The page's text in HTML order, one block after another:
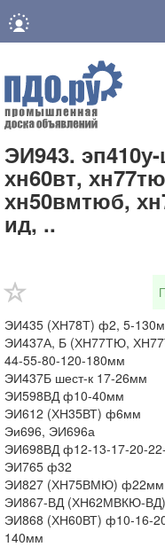
ЭИ943.
хн60вт,
хн50вмтюб,
ид, ..
ЭИ435 (ХН78Т) ф2, 5-
ЭИ437А, Б (ХН77ТЮ,
44-55-80-120-180мм
ЭИ437Б шест-к 17-26мм
ЭИ598ВД ф10-40мм
ЭИ612 (ХН35ВТ) ф6мм
Эи696, ЭИ696а
ЭИ698ВД ф12-13-17-20-
ЭИ765 ф32
ЭИ827 (ХН75ВМЮ) ф22мм
ЭИ867-ВД (ХН62МВКЮ-
ЭИ868 (ХН60ВТ) ф10-16-
140мм